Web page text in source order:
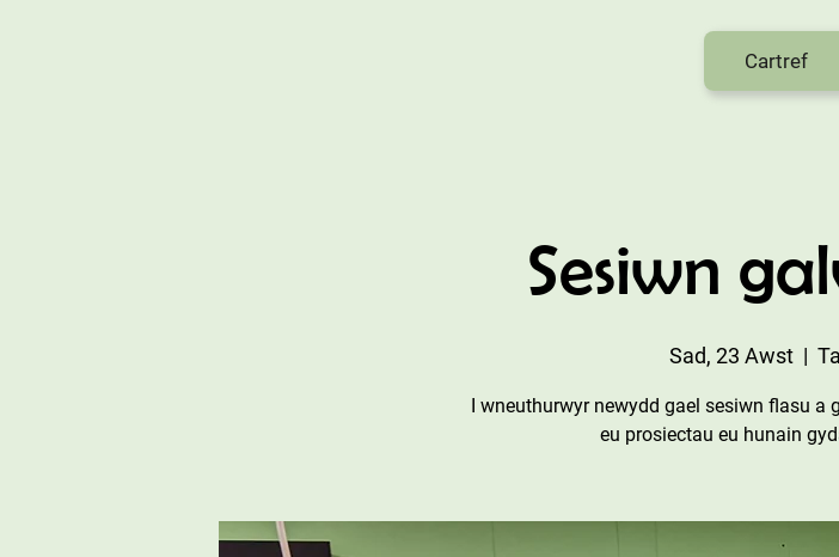
Cartref
Sesiwn
Sad, 23 Awst
  |
I wneuthurwyr newydd gael sesiwn flasu a
eu prosiectau eu hunain